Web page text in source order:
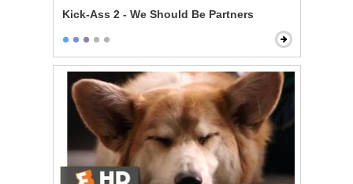
Kick-Ass 2 - We Should Be Partners